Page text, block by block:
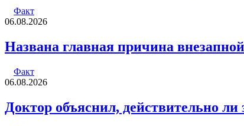
Факт
06.08.2026
Названа главная причина
Факт
06.08.2026
Доктор объяснил, действительно